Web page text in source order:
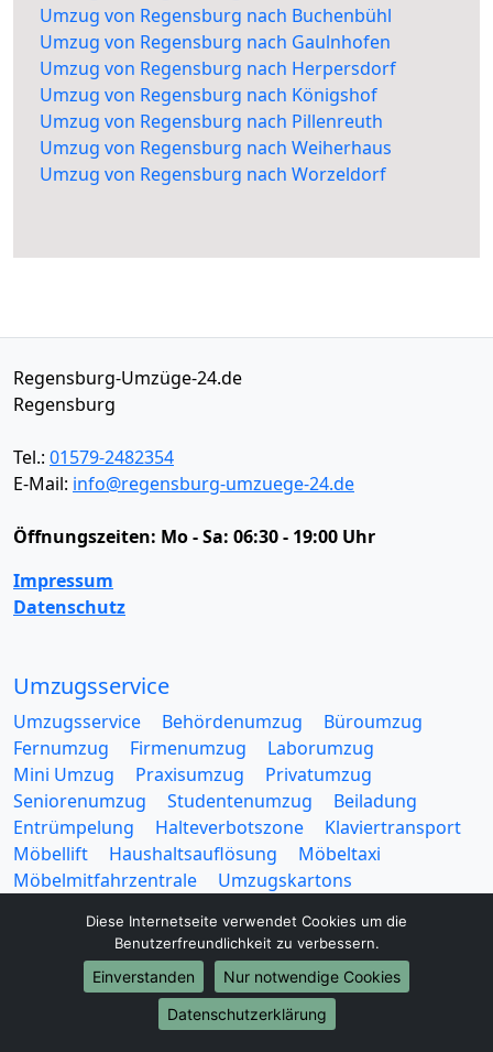
Umzug von Regensburg nach Buchenbühl
Umzug von Regensburg nach Gaulnhofen
Umzug von Regensburg nach Herpersdorf
Umzug von Regensburg nach Königshof
Umzug von Regensburg nach Pillenreuth
Umzug von Regensburg nach Weiherhaus
Umzug von Regensburg nach Worzeldorf
Regensburg-Umzüge-24.de
Regensburg
Tel.: 01579-2482354
E-Mail: info@regensburg-umzuege-24.de
Öffnungszeiten: Mo - Sa: 06:30 - 19:00 Uhr
Impressum
Datenschutz
Umzugsservice
Umzugsservice Behördenumzug
Büroumzug
Fernumzug
Firmenumzug
Laborumzug
Mini Umzug
Praxisumzug
Privatumzug
Seniorenumzug
Studentenumzug
Beiladung
Entrümpelung
Halteverbotszone
Klaviertransport
Möbellift
Haushaltsauflösung
Möbeltaxi
Möbelmitfahrzentrale
Umzugskartons
Europa-Umzüge
Diese Internetseite verwendet Cookies um die
Benutzerfreundlichkeit zu verbessern.
Einverstanden
Nur notwendige Cookies
Datenschutzerklärung